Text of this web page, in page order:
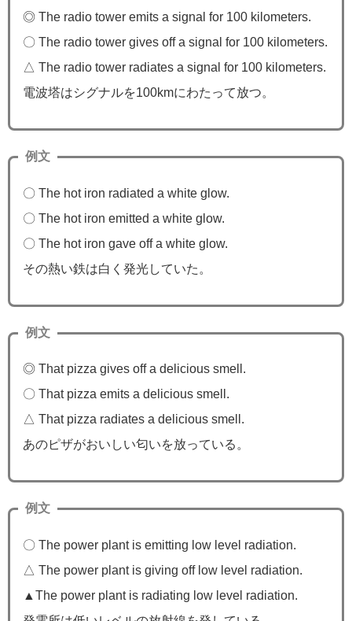
◎ The radio tower emits a signal for 100 kilometers.
〇 The radio tower gives off a signal for 100 kilometers.
△ The radio tower radiates a signal for 100 kilometers.
電波塔はシグナルを100kmにわたって放つ。
例文
〇 The hot iron radiated a white glow.
〇 The hot iron emitted a white glow.
〇 The hot iron gave off a white glow.
その熱い鉄は白く発光していた。
例文
◎ That pizza gives off a delicious smell.
〇 That pizza emits a delicious smell.
△ That pizza radiates a delicious smell.
あのピザがおいしい匂いを放っている。
例文
〇 The power plant is emitting low level radiation.
△ The power plant is giving off low level radiation.
▲The power plant is radiating low level radiation.